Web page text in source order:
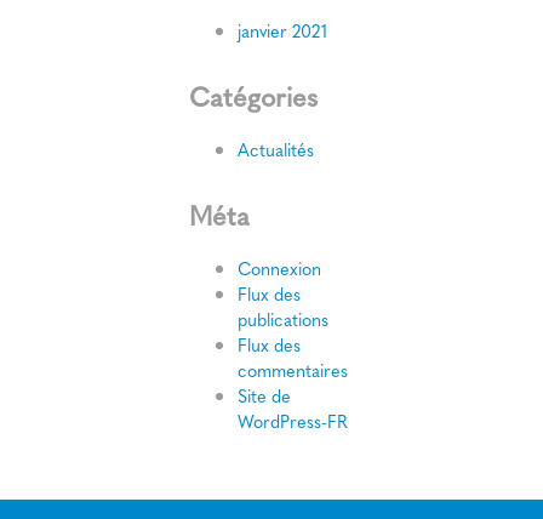
janvier 2021
Catégories
Actualités
Méta
Connexion
Flux des
publications
Flux des
commentaires
Site de
WordPress-FR